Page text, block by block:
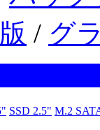
/ グ
SSD 2.5" M.2